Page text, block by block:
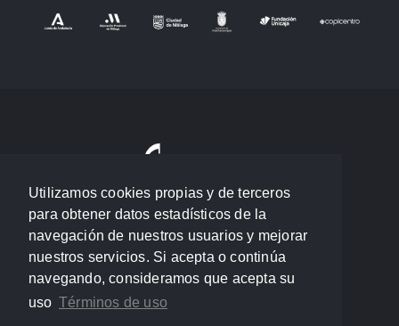
Utilizamos cookies propias y de terceros
para obtener datos estadísticos de la
navegación de nuestros usuarios y mejorar
nuestros servicios. Si acepta o continúa
navegando, consideramos que acepta su
uso Términos de uso